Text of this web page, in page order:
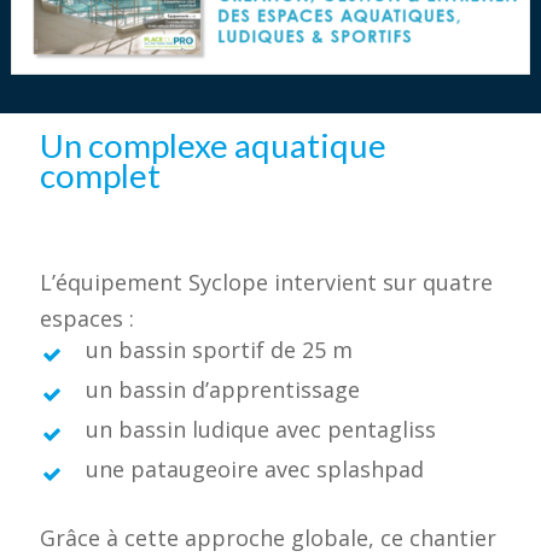
Un complexe aquatique
complet
L’équipement Syclope intervient sur quatre
espaces :
un bassin sportif de 25 m
un bassin d’apprentissage
un bassin ludique avec pentagliss
une pataugeoire avec splashpad
Grâce à cette approche globale, ce chantier